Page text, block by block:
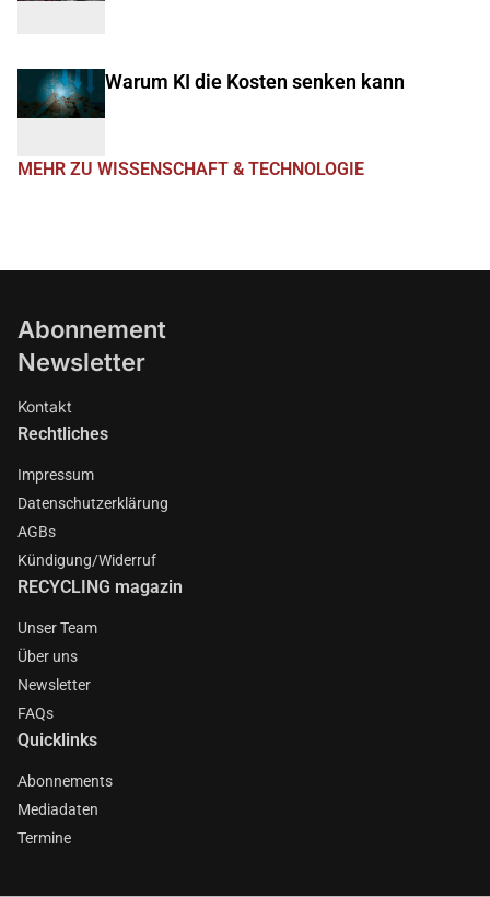
Warum KI die Kosten senken kann
MEHR ZU WISSENSCHAFT & TECHNOLOGIE
Abonnement
Newsletter
Kontakt
Rechtliches
Impressum
Datenschutzerklärung
AGBs
Kündigung/Widerruf
RECYCLING magazin
Unser Team
Über uns
Newsletter
FAQs
Quicklinks
Abonnements
Mediadaten
Termine